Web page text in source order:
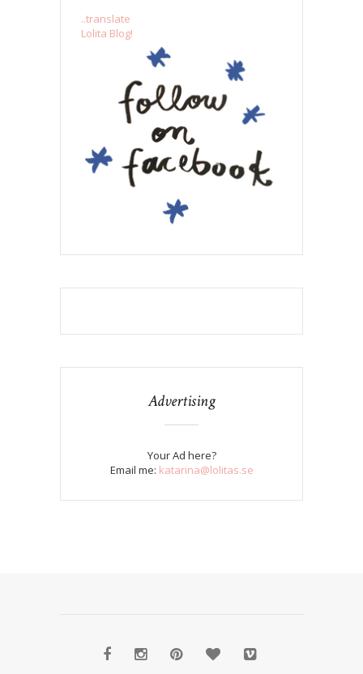
..translate
Lolita Blog!
Advertising
Your Ad here?
Email me: katarina@lolitas.se